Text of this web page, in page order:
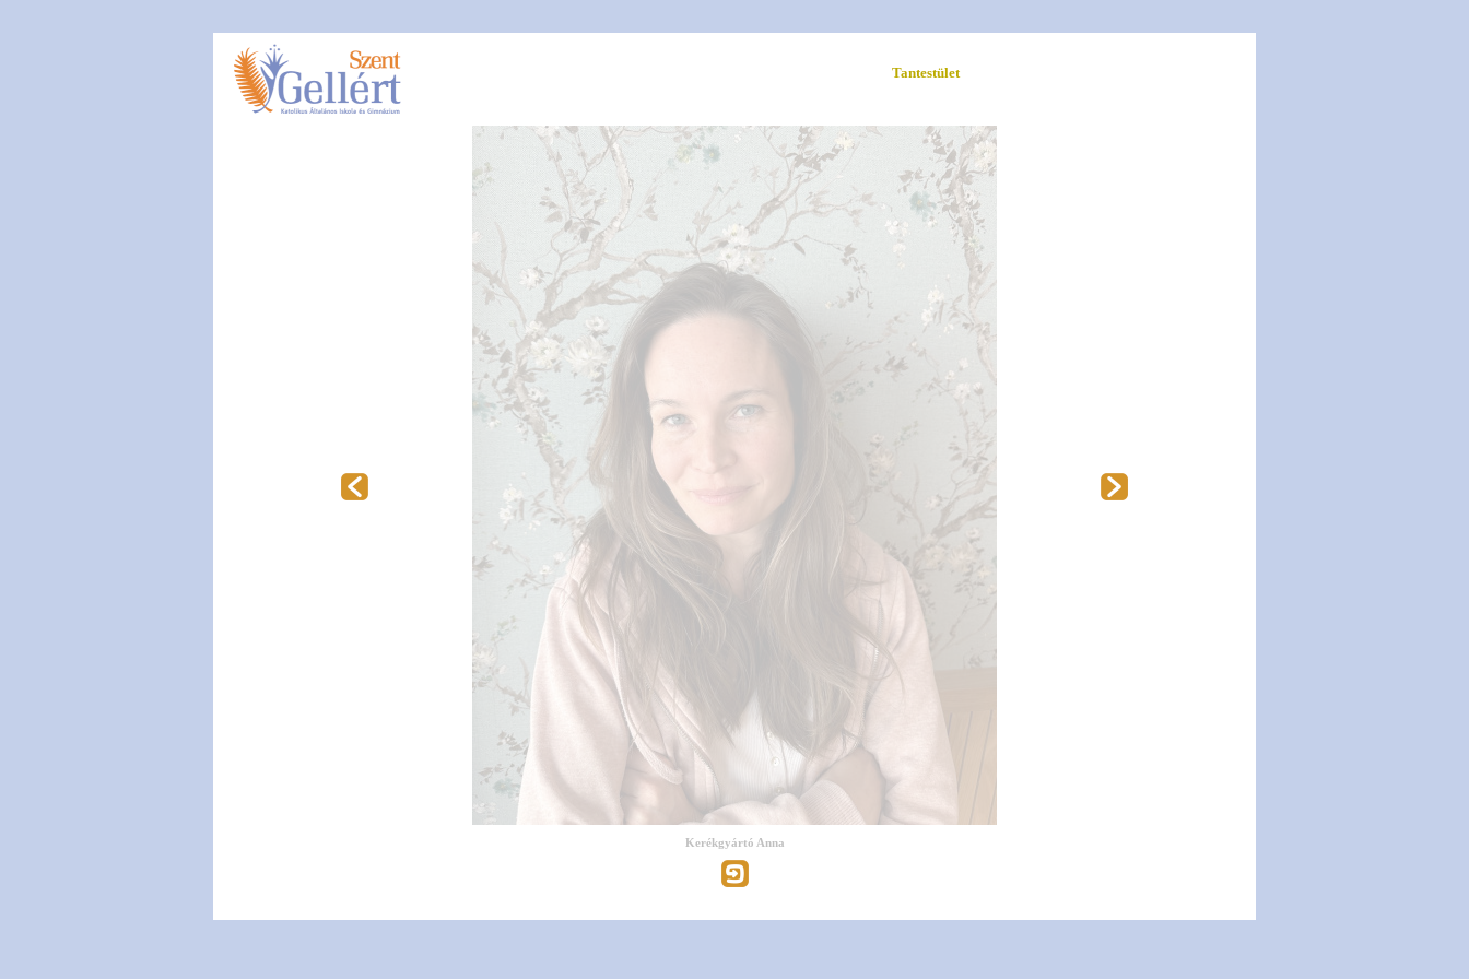
Tantestület
Kerékgyártó Anna